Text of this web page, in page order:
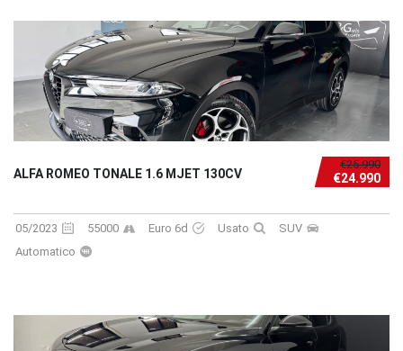
€25.990
€24.990
ALFA ROMEO TONALE 1.6 MJET 130CV
05/2023 55000 Euro 6d Usato
SUV
Automatico